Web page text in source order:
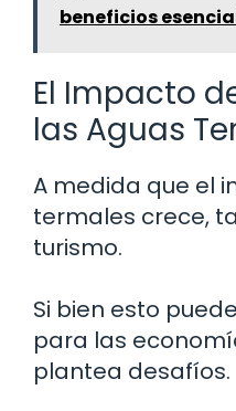
beneficios
El Impacto
las Aguas
A medida que el
termales crece,
turismo.
Si bien esto
para las
plantea desafíos.